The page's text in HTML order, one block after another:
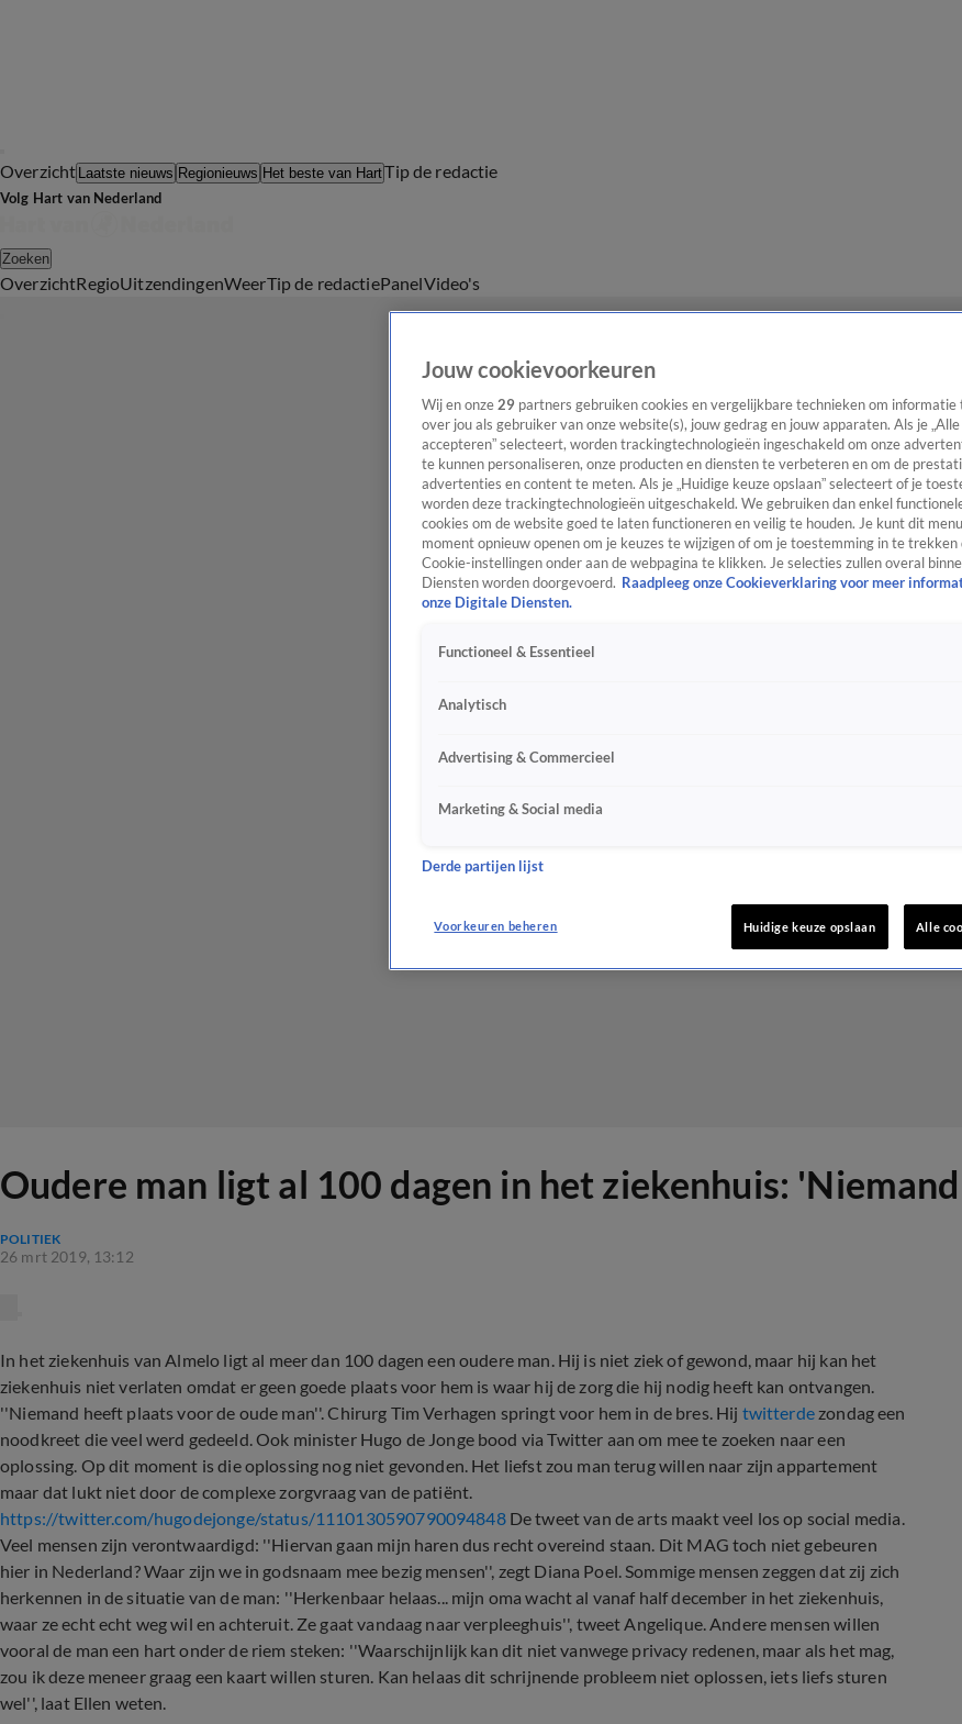
Overzicht Laatste nieuws Regionieuws Het beste van HartTip de redactie
Volg Hart van Nederland
Zoeken
OverzichtRegioUitzendingenWeerTip de redactiePanelVideo's
Oudere man ligt al 100 dagen in het ziekenhuis:
POLITIEK
26 mrt 2019, 13:12
In het ziekenhuis van Almelo ligt al meer dan 100 dagen een oudere man. Hij is niet ziek of gewond, maar hij kan het
ziekenhuis niet verlaten omdat er geen goede plaats voor hem is waar hij de zorg die hij nodig heeft kan ontvangen.
''Niemand heeft plaats voor de oude man''. Chirurg Tim Verhagen springt voor hem in de bres. Hij twitterdezondag een
noodkreet die veel werd gedeeld. Ook minister Hugo de Jonge bood via Twitter aan om mee te zoeken naar een
oplossing. Op dit moment is die oplossing nog niet gevonden. Het liefst zou man terug willen naar zijn appartement
maar dat lukt niet door de complexe zorgvraag van de patiënt.
https://twitter.com/hugodejonge/status/1110130590790094848De tweet van de arts maakt veel los op social media.
Veel mensen zijn verontwaardigd: ''Hiervan gaan mijn haren dus recht overeind staan. Dit MAG toch niet gebeuren
hier in Nederland? Waar zijn we in godsnaam mee bezig mensen'', zegt Diana Poel. Sommige mensen zeggen dat zij zich
herkennen in de situatie van de man: ''Herkenbaar helaas... mijn oma wacht al vanaf half december in het ziekenhuis,
waar ze echt echt weg wil en achteruit. Ze gaat vandaag naar verpleeghuis'', tweet Angelique. Andere mensen willen
vooral de man een hart onder de riem steken: ''Waarschijnlijk kan dit niet vanwege privacy redenen, maar als het mag,
zou ik deze meneer graag een kaart willen sturen. Kan helaas dit schrijnende probleem niet oplossen, iets liefs sturen
wel'', laat Ellen weten.
Jouw cookievoorkeuren
Wij en onze 29 partners gebruiken cookies en vergelijkbare technieken om informatie
over jou als gebruiker van onze website(s), jouw gedrag en jouw apparaten. Als je „Alle
accepteren” selecteert, worden trackingtechnologieën ingeschakeld om onze
te kunnen personaliseren, onze producten en diensten te verbeteren en om de
advertenties en content te meten. Als je „Huidige keuze opslaan” selecteert of je
worden deze trackingtechnologieën uitgeschakeld. We gebruiken dan enkel
cookies om de website goed te laten functioneren en veilig te houden. Je kunt dit
moment opnieuw openen om je keuzes te wijzigen of om je toestemming in te trekken
Cookie-instellingen onder aan de webpagina te klikken. Je selecties zullen overal
Diensten worden doorgevoerd. Raadpleeg onze Cookieverklaring voor meer
onze Digitale Diensten.
Functioneel & Essentieel
Analytisch
Advertising & Commercieel
Marketing & Social media
Derde partijen lijst
Voorkeuren beheren Huidige keuze opslaan Alle